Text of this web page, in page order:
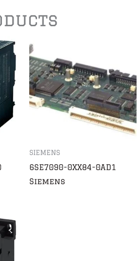
SIEMENS
6SE7090-0XX84-0AD1
Siemens